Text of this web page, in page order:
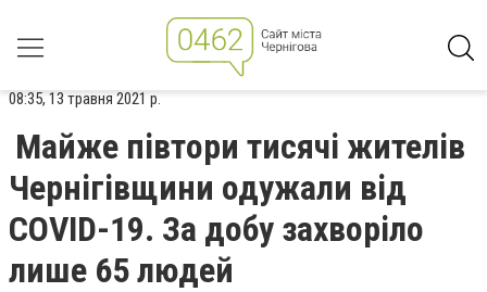
08:35, 13 травня 2021 р.
Майже півтори тисячі жителів
Чернігівщини одужали від
COVID-19. За добу захворіло
лише 65 людей